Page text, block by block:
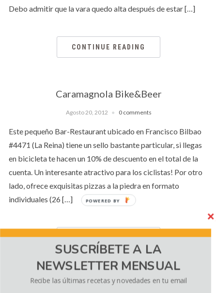
Debo admitir que la vara quedo alta después de estar […]
CONTINUE READING
Caramagnola Bike&Beer
Agosto 20, 2012 0 comments
Este pequeño Bar-Restaurant ubicado en Francisco Bilbao
#4471 (La Reina) tiene un sello bastante particular, si llegas
en bicicleta te hacen un 10% de descuento en el total de la
cuenta. Un interesante atractivo para los ciclistas! Por otro
lado, ofrece exquisitas pizzas a la piedra en formato
individuales (26 […]
CONTINUE READING
SUSCRÍBETE A LA
NEWSLETTER MENSUAL
Recibe las últimas recetas y novedades en tu email
POWERED BY